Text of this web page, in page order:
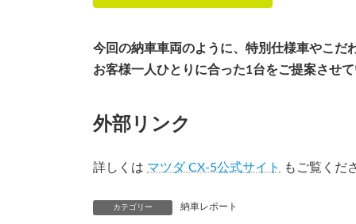
今回の納車車両のように、特別仕様車やこだ
お客様一人ひとりに合った1台をご提案させ
外部リンク
詳しくは マツダ CX-5公式サイト もご覧くだ
カテゴリー 納車レポート